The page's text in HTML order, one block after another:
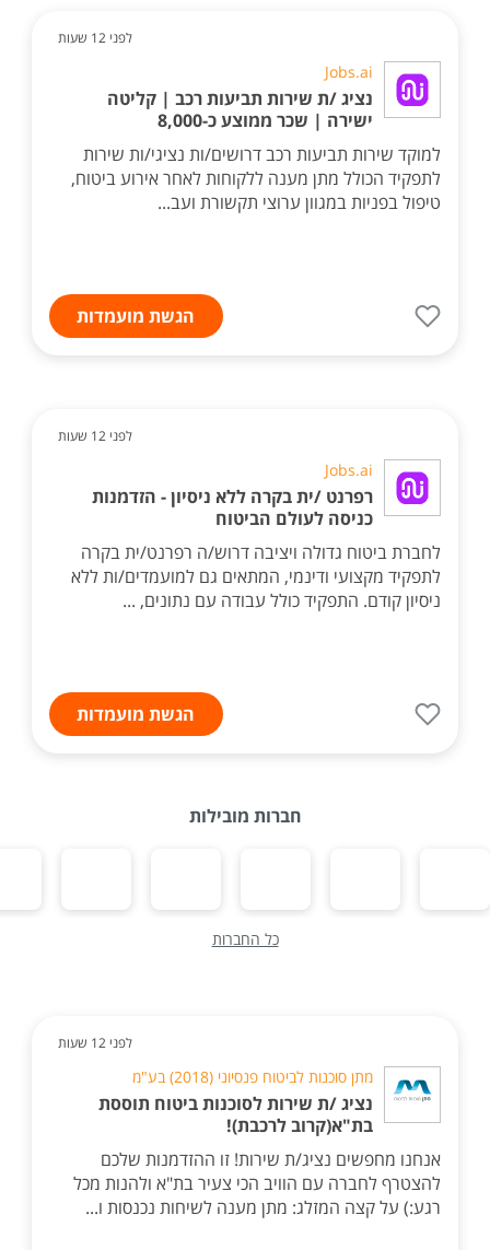
לפני 12 שעות
Jobs.ai
נציג /ת שירות תביעות רכב | קליטה
ישירה | שכר ממוצע כ-8,000
למוקד שירות תביעות רכב דרושים/ות נציגי/ות שירות
לתפקיד הכולל מתן מענה ללקוחות לאחר אירוע ביטוח,
טיפול בפניות במגוון ערוצי תקשורת ועב...
הגשת מועמדות
לפני 12 שעות
Jobs.ai
רפרנט /ית בקרה ללא ניסיון - הזדמנות
כניסה לעולם הביטוח
לחברת ביטוח גדולה ויציבה דרוש/ה רפרנט/ית בקרה
לתפקיד מקצועי ודינמי, המתאים גם למועמדים/ות ללא
ניסיון קודם. התפקיד כולל עבודה עם נתונים, ...
הגשת מועמדות
חברות מובילות
כל החברות
לפני 12 שעות
מתן סוכנות לביטוח פנסיוני (2018) בע"מ
נציג /ת שירות לסוכנות ביטוח תוססת
בת"א(קרוב לרכבת)!
אנחנו מחפשים נציג/ת שירות! זו ההזדמנות שלכם
להצטרף לחברה עם הוויב הכי צעיר בת"א ולהנות מכל
רגע:) על קצה המזלג: מתן מענה לשיחות נכנסות ו...